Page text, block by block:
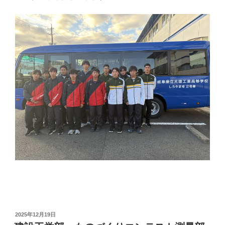
投
稿
2025年12月19日